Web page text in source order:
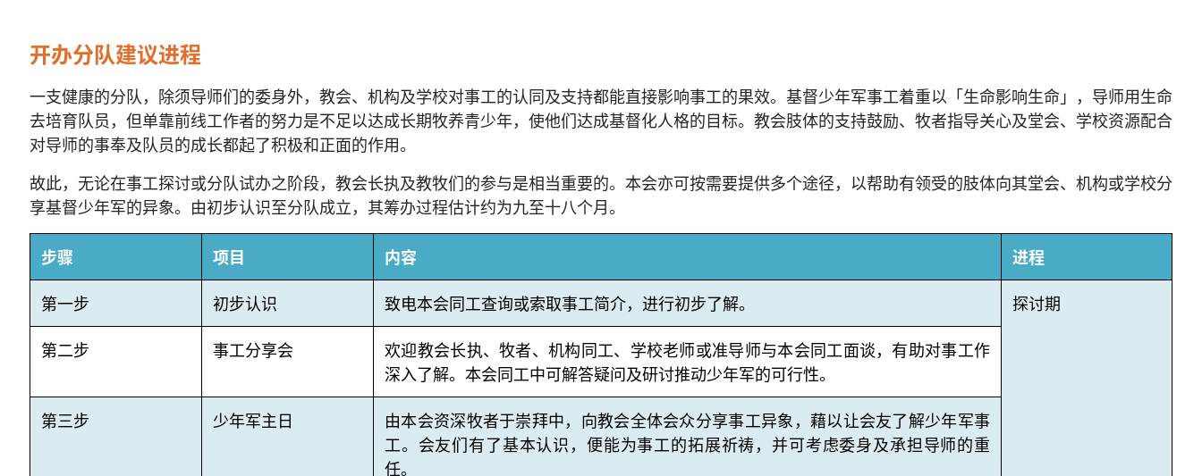
开办分队建议进程
一支健康的分队，除须导师们的委身外，教会、机构及学校对事工的认同及支持都能直接影响事工的果效。基督少年军事工着重以「生命影响生命」，导师用生命
去培育队员，但单靠前线工作者的努力是不足以达成长期牧养青少年，使他们达成基督化人格的目标。教会肢体的支持鼓励、牧者指导关心及堂会、学校资源配合
对导师的事奉及队员的成长都起了积极和正面的作用。
故此，无论在事工探讨或分队试办之阶段，教会长执及教牧们的参与是相当重要的。本会亦可按需要提供多个途径，以帮助有领受的肢体向其堂会、机构或学校分
享基督少年军的异象。由初步认识至分队成立，其筹办过程估计约为九至十八个月。
步骤 项目 内容
进程
第一步
初步认识 致电本会同工查询或索取事工简介，进行初步了解。
探讨期
第二步
事工分享会
欢迎教会长执、牧者、机构同工、学校老师或准导师与本会同工面谈，有助对事工作
深入了解。本会同工中可解答疑问及研讨推动少年军的可行性。
第三步
少年军主日
由本会资深牧者于崇拜中，向教会全体会众分享事工异象，藉以让会友了解少年军事
工。会友们有了基本认识，便能为事工的拓展祈祷，并可考虑委身及承担导师的重
任。